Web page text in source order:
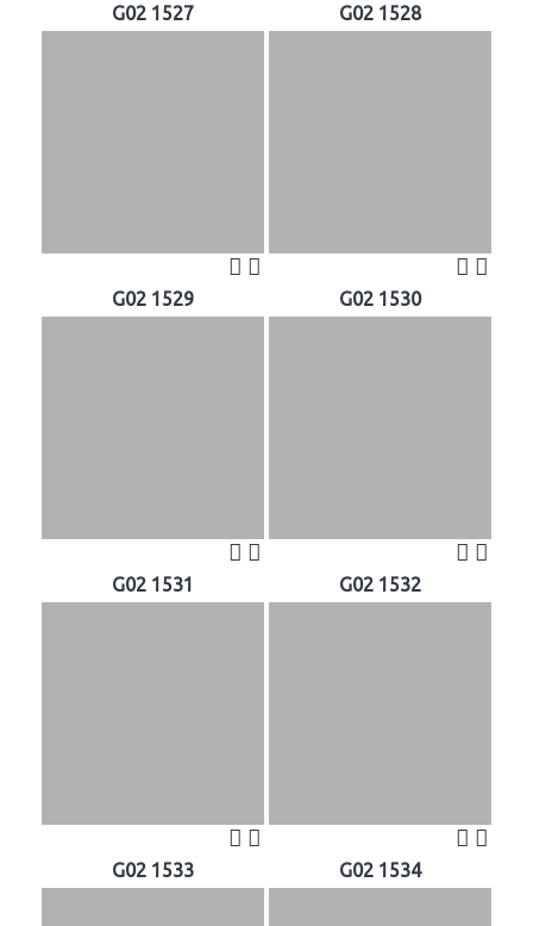
G02 1527 G02 1528
G02 1529 G02 1530
G02 1531 G02 1532
G02 1533 G02 1534